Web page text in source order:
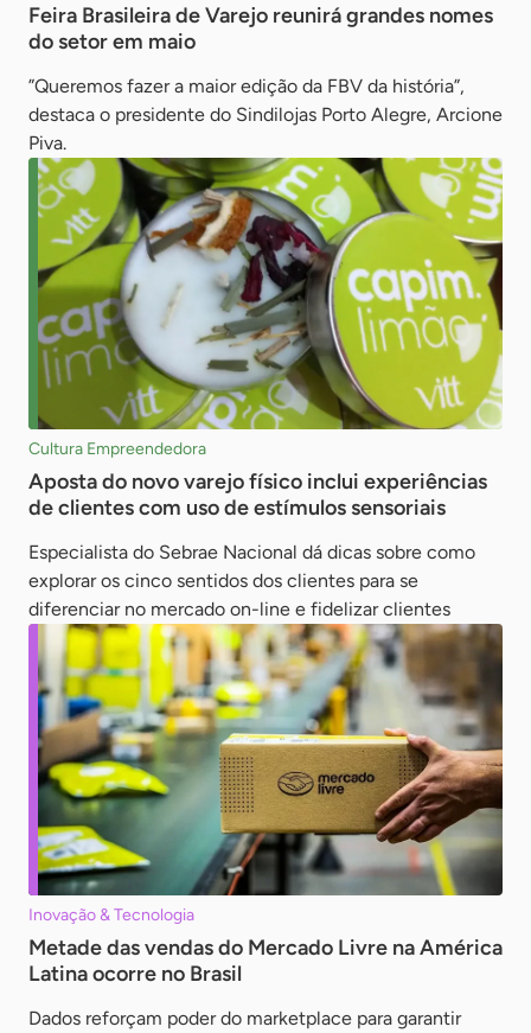
Feira Brasileira de Varejo reunirá grandes nomes
do setor em maio
”Queremos fazer a maior edição da FBV da história”,
destaca o presidente do Sindilojas Porto Alegre, Arcione
Piva.
Cultura Empreendedora
Aposta do novo varejo físico inclui experiências
de clientes com uso de estímulos sensoriais
Especialista do Sebrae Nacional dá dicas sobre como
explorar os cinco sentidos dos clientes para se
diferenciar no mercado on-line e fidelizar clientes
Inovação & Tecnologia
Metade das vendas do Mercado Livre na América
Latina ocorre no Brasil
Dados reforçam poder do marketplace para garantir